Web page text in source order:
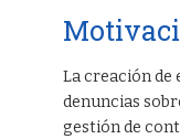
La creación de
denuncias
gestión de